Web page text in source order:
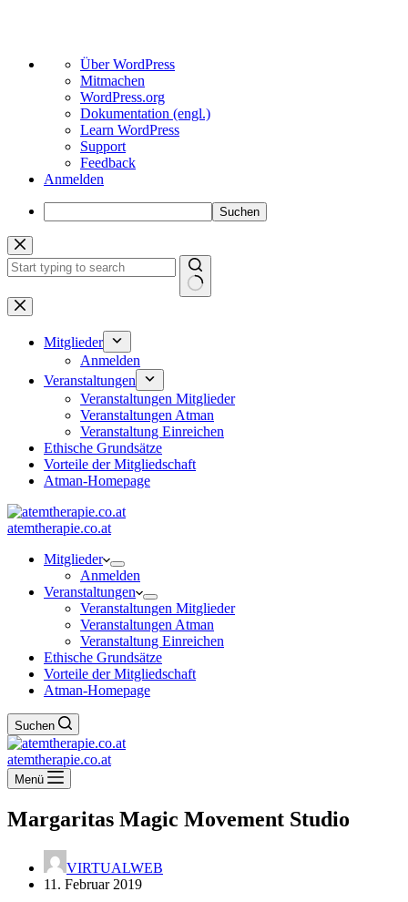
Über
WordPress
Über WordPress
Mitmachen
WordPress.org
Dokumentation (engl.)
Learn WordPress
Support
Feedback
Anmelden
Suchen
Zum
Inhalt
springen
Keine
Ergebnisse
Mitglieder
Anmelden
Veranstaltungen
Veranstaltungen Mitglieder
Veranstaltungen Atman
Veranstaltung Einreichen
Ethische Grundsätze
Vorteile der Mitgliedschaft
Atman-Homepage
atemtherapie.co.at
Mitglieder
Anmelden
Veranstaltungen
Veranstaltungen Mitglieder
Veranstaltungen Atman
Veranstaltung Einreichen
Ethische Grundsätze
Vorteile der Mitgliedschaft
Atman-Homepage
Suchen
atemtherapie.co.at
Menü
Margaritas Magic Movement Studio
VIRTUALWEB
11. Februar 2019